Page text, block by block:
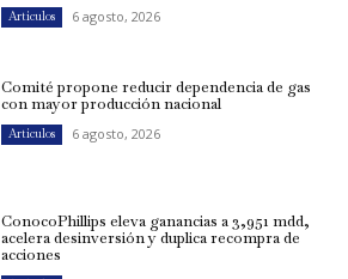
Artículos 6 agosto, 2026
Comité propone reducir dependencia de gas
con mayor producción nacional
Artículos 6 agosto, 2026
ConocoPhillips eleva ganancias a 3,951 mdd,
acelera desinversión y duplica recompra de
acciones